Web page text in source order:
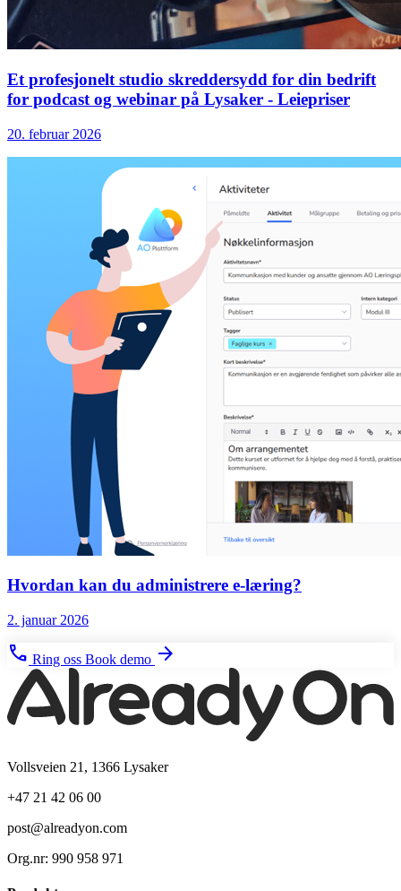
Et profesjonelt studio skreddersydd for din bedrift
for podcast og webinar på Lysaker - Leiepriser
20. februar 2026
Hvordan kan du administrere e-læring?
2. januar 2026
phone Ring oss Book demo arrow_forward
Vollsveien 21, 1366 Lysaker
+47 21 42 06 00
post@alreadyon.com
Org.nr: 990 958 971